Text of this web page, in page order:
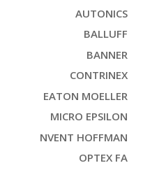
AUTONICS
BALLUFF
BANNER
CONTRINEX
EATON MOELLER
MICRO EPSILON
NVENT HOFFMAN
OPTEX FA